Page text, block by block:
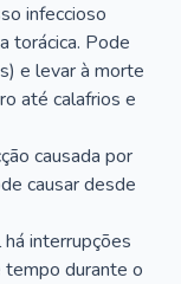
infeccioso
torácica. Pode
e levar à morte
até calafrios e
causada por
causar desde
interrupções
tempo durante o